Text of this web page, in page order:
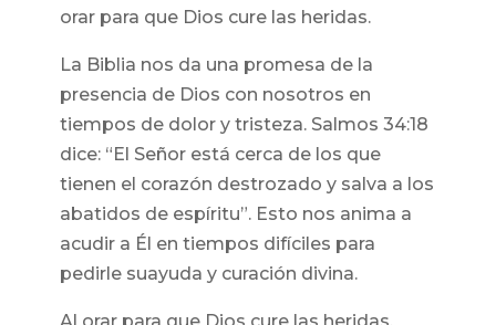
orar para que Dios cure las heridas.
La Biblia nos da una promesa de la
presencia de Dios con nosotros en
tiempos de dolor y tristeza. Salmos 34:18
dice: “El Señor está cerca de los que
tienen el corazón destrozado y salva a los
abatidos de espíritu”. Esto nos anima a
acudir a Él en tiempos difíciles para
pedirle suayuda y curación divina.